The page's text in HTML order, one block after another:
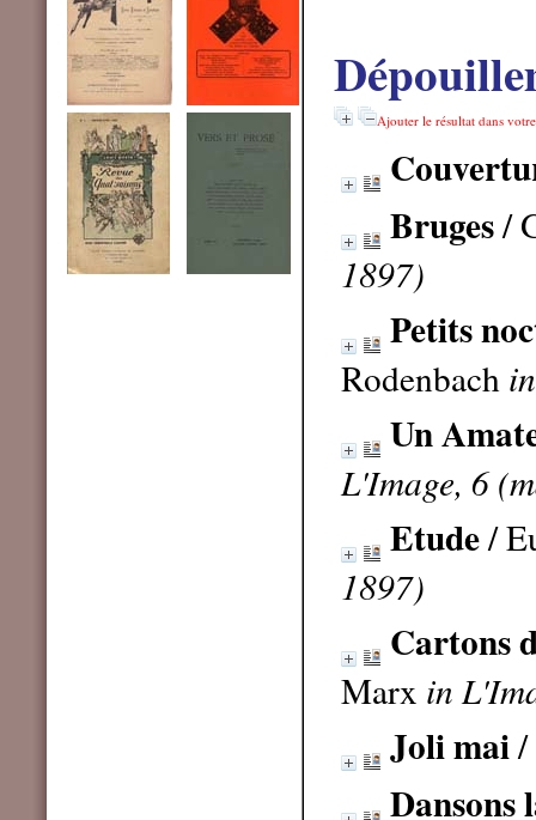
Ajouter le résultat dans
Bruges/
1897)
Petits
Rodenbach
Un
L'Image, 6
Etude/
1897)
Cartons
Marx in
Joli mai/
Dansons